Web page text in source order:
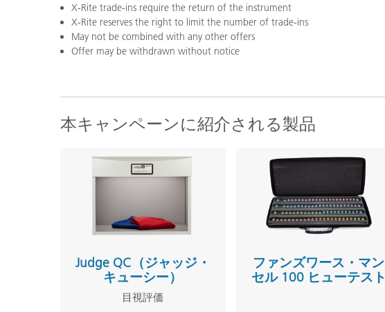
X-Rite trade-ins require the return of the instrument
X-Rite reserves the right to limit the number of trade-ins
May not be combined with any other offers
Offer may be withdrawn without notice
本キャンペーンに紹介される製品
Judge QC（ジャッジ・
キューシー）
目視評価
ファンズワース・マン
セル 100 ヒューテスト